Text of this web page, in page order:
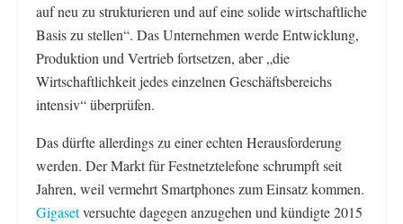
auf neu zu strukturieren und auf eine solide wirtschaftliche
Basis zu stellen“. Das Unternehmen werde Entwicklung,
Produktion und Vertrieb fortsetzen, aber „die
Wirtschaftlichkeit jedes einzelnen Geschäftsbereichs
intensiv“ überprüfen.
Das dürfte allerdings zu einer echten Herausforderung
werden. Der Markt für Festnetztelefone schrumpft seit
Jahren, weil vermehrt Smartphones zum Einsatz kommen.
Gigasetversuchte dagegen anzugehen und kündigte 2015